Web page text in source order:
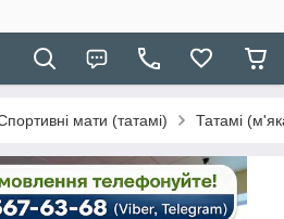
мати (татамі) Татамі